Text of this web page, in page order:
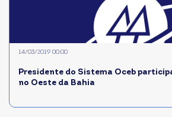
Presidente do Sistema Oceb
no Oeste da Bahia
14/03/2019 00:00